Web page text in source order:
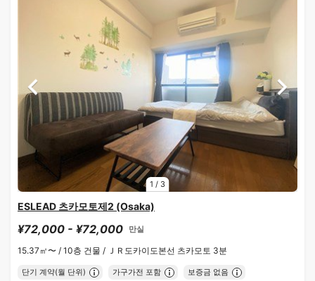
1 / 3
ESLEAD 츠카모토제2 (Osaka)
¥72,000 - ¥72,000 만실
15.37㎡〜 / 10층 건물 / ＪＲ도카이도본선 츠카모토 3분
단기 계약(월 단위) 가구가전 포함 보증금 없음